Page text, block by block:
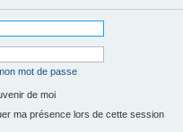
mot de passe
de moi
ma présence lors de cette session